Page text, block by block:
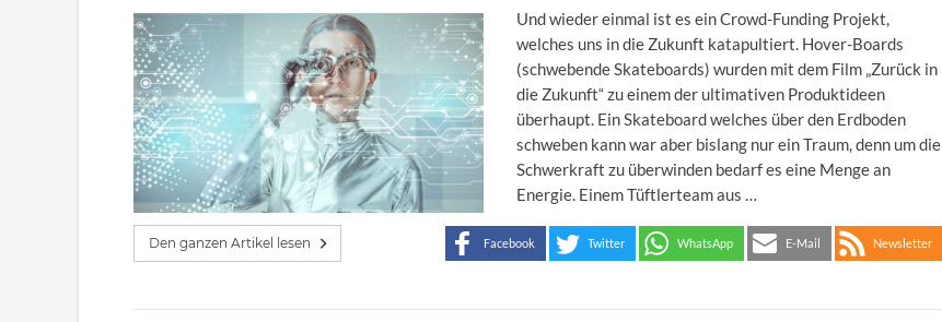
Und wieder einmal ist es ein Crowd-Funding Projekt,
welches uns in die Zukunft katapultiert. Hover-Boards
(schwebende Skateboards) wurden mit dem Film „Zurück in
die Zukunft“ zu einem der ultimativen Produktideen
überhaupt. Ein Skateboard welches über den Erdboden
schweben kann war aber bislang nur ein Traum, denn um die
Schwerkraft zu überwinden bedarf es eine Menge an
Energie. Einem Tüftlerteam aus …
Den ganzen Artikel lesen Facebook Twitter WhatsApp E-Mail Newsletter